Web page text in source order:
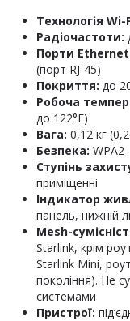
Технологія Wi-
Радіочастоти:
Порти
(порт RJ-45)
Покриття: до
Робоча
до 122°F)
Вага: 0,12 кг
Безпека: WPA2
Ступінь
приміщенні
Індикатор
панель, нижній
Mesh-
Starlink, крім
Starlink Mini,
покоління). Не
системами
Пристрої: